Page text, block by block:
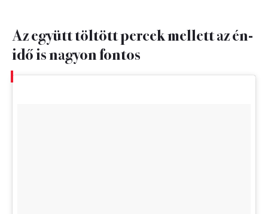
Az együtt töltött percek mellett az én-
idő is nagyon fontos